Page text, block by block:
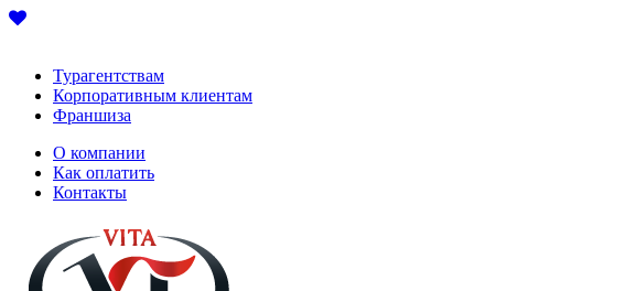
Турагентствам
Корпоративным клиентам
Франшиза
О компании
Как оплатить
Контакты